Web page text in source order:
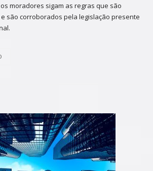
moradores sigam as regras que são
são corroborados pela legislação presente